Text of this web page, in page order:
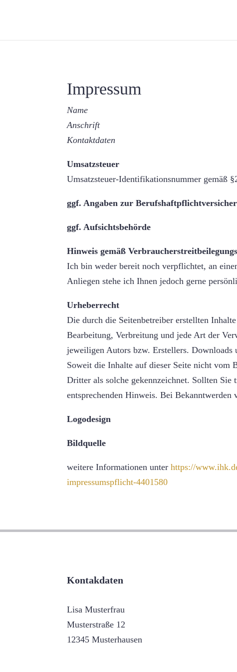
Impressum
Name
Anschrift
Kontaktdaten
Umsatzsteuer
Umsatzsteuer-Identifikationsnummer gemäß
ggf. Angaben zur
ggf. Aufsichtsbehörde
Hinweis gemäß
Ich bin weder bereit noch verpflichtet, an
Anliegen stehe ich Ihnen jedoch gerne
Urheberrecht
Die durch die Seitenbetreiber erstellten
Bearbeitung, Verbreitung und jede Art der
jeweiligen Autors bzw. Erstellers. Downloads
Soweit die Inhalte auf dieser Seite nicht vom
Dritter als solche gekennzeichnet. Sollten
entsprechenden Hinweis. Bei Bekanntwerden
Logodesign
Bildquelle
weitere Informationen unterhttps://
impressumspflicht-4401580
Kontakdaten
Lisa Musterfrau
Musterstraße 12
12345 Musterhausen